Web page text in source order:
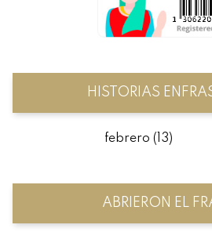
HISTORIAS
ABRIERON EL